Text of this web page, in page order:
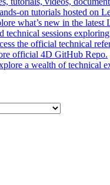
on tutorials hosted on
what’s new in the latest
technical sessions
the official technical
official 4D GitHub Repo.
a wealth of technical